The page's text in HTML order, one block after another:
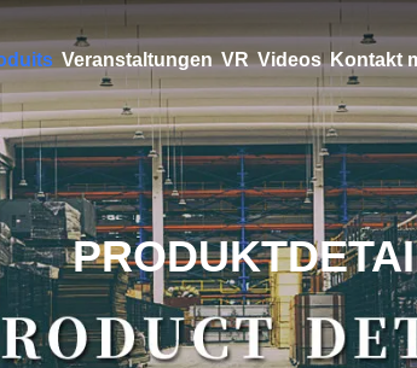
Veranstaltungen VR Videos Kontakt